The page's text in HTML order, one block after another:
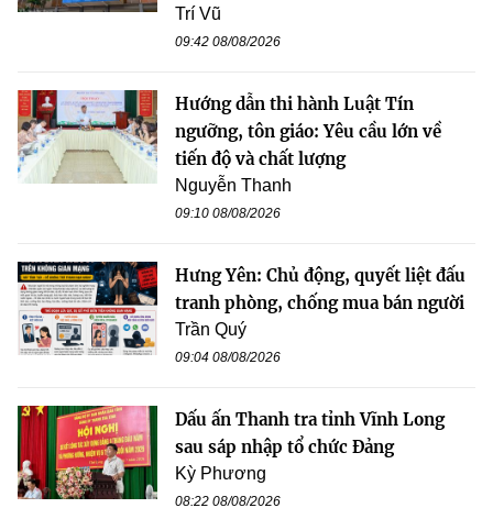
Trí Vũ
09:42 08/08/2026
Hướng dẫn thi hành Luật Tín
ngưỡng, tôn giáo: Yêu cầu lớn về
tiến độ và chất lượng
Nguyễn Thanh
09:10 08/08/2026
Hưng Yên: Chủ động, quyết liệt đấu
tranh phòng, chống mua bán người
Trần Quý
09:04 08/08/2026
Dấu ấn Thanh tra tỉnh Vĩnh Long
sau sáp nhập tổ chức Đảng
Kỳ Phương
08:22 08/08/2026